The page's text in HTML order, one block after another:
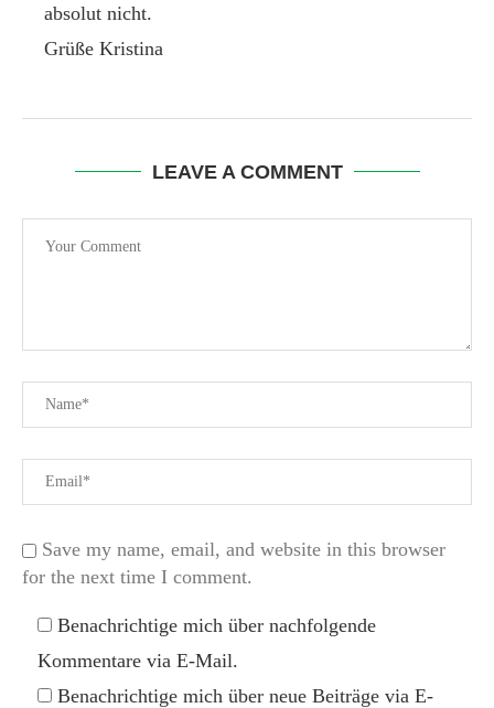
absolut nicht.
Grüße Kristina
LEAVE A COMMENT
Save my name, email, and website in this browser
for the next time I comment.
Benachrichtige mich über nachfolgende
Kommentare via E-Mail.
Benachrichtige mich über neue Beiträge via E-